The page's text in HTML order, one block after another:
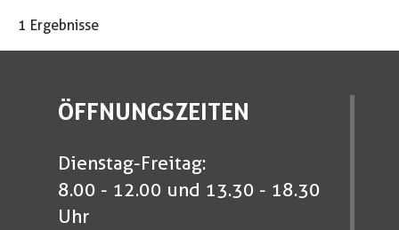
1 Ergebnisse
ÖFFNUNGSZEITEN
Dienstag-Freitag:
8.00 - 12.00 und 13.30 - 18.30
Uhr